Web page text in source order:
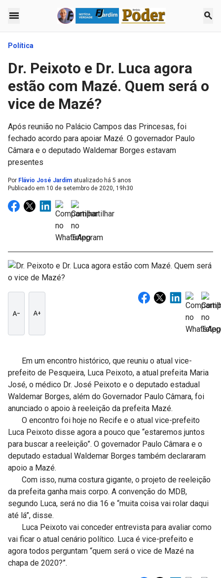
menu search
Política
Dr. Peixoto e Dr. Luca agora
estão com Mazé. Quem será o
vice de Mazé?
Após reunião no Palácio Campos das Princesas, foi
fechado acordo para apoiar Mazé. O governador Paulo
Câmara e o deputado Waldemar Borges estavam
presentes
Por Flávio José Jardim atualizado há 5 anos
Publicado em 10 de setembro de 2020, 19h30
text_decrease text_increase
Em um encontro histórico, que reuniu o atual vice-
prefeito de Pesqueira, Luca Peixoto, a atual prefeita Maria
José, o médico Dr. José Peixoto e o deputado estadual
Waldemar Borges, além do Governador Paulo Câmara, foi
anunciado o apoio à reeleição da prefeita Mazé.
O encontro foi hoje no Recife e o atual vice-prefeito
Luca Peixoto disse agora a pouco que “estaremos juntos
para buscar a reeleição”. O governador Paulo Câmara e o
deputado estadual Waldemar Borges também declararam
apoio a Mazé.
Com isso, numa costura gigante, o projeto de reeleição
da prefeita ganha mais corpo. A convenção do MDB,
segundo Luca, será no dia 16 e “muita coisa vai rolar daqui
até lá”, disse.
Luca Peixoto vai conceder entrevista para avaliar como
vai ficar o atual cenário político. Luca é vice-prefeito e
agora todos perguntam “quem será o vice de Mazé na
chapa de 2020?”.